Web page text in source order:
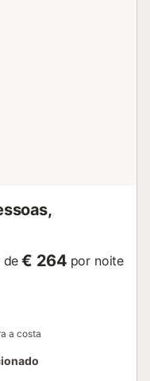
de € 264 por noite
a costa